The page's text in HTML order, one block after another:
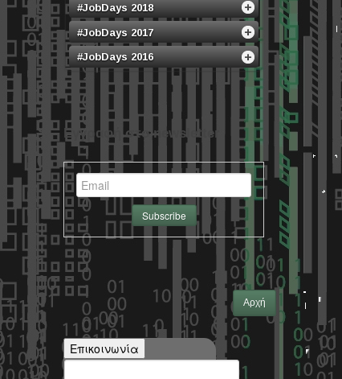
#JobDays 2018
#JobDays 2017
#JobDays 2016
Εγγραφή στο newsletter
Αρχή